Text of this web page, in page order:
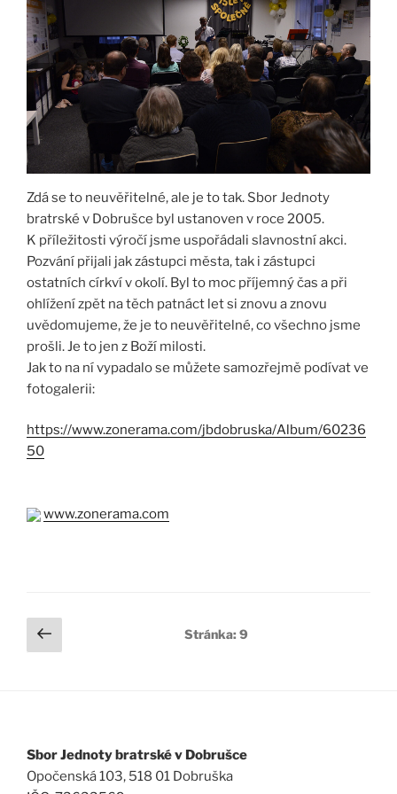
Zdá se to neuvěřitelné, ale je to tak. Sbor Jednoty
bratrské v Dobrušce byl ustanoven v roce 2005.
K příležitosti výročí jsme uspořádali slavnostní akci.
Pozvání přijali jak zástupci města, tak i zástupci
ostatních církví v okolí. Byl to moc příjemný čas a při
ohlížení zpět na těch patnáct let si znovu a znovu
uvědomujeme, že je to neuvěřitelné, co všechno jsme
prošli. Je to jen z Boží milosti.
Jak to na ní vypadalo se můžete samozřejmě podívat ve
fotogalerii:
https://www.zonerama.com/jbdobruska/Album/60236
50
www.zonerama.com
Stránkování
příspěvků
stránka
Stránka: 9
Sbor Jednoty bratrské v Dobrušce
Opočenská 103, 518 01 Dobruška